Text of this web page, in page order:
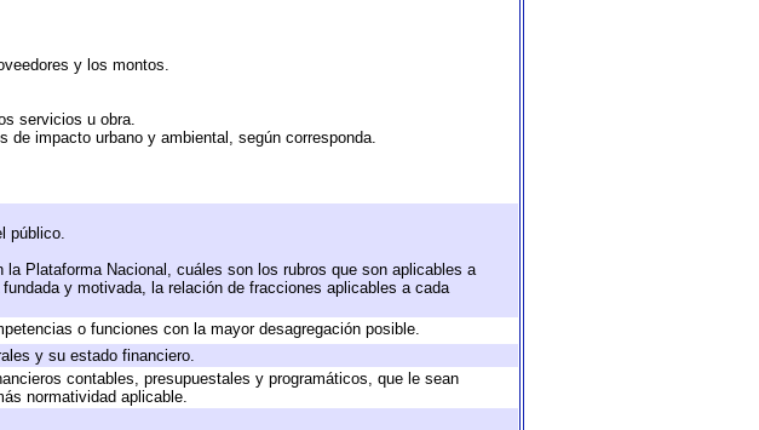
y los montos.
servicios u obra.
impacto urbano y ambiental, según corresponda.
público.
Plataforma Nacional, cuáles son los rubros que son aplicables a
y motivada, la relación de fracciones aplicables a cada
o funciones con la mayor desagregación posible.
y su estado financiero.
contables, presupuestales y programáticos, que le sean
normatividad aplicable.